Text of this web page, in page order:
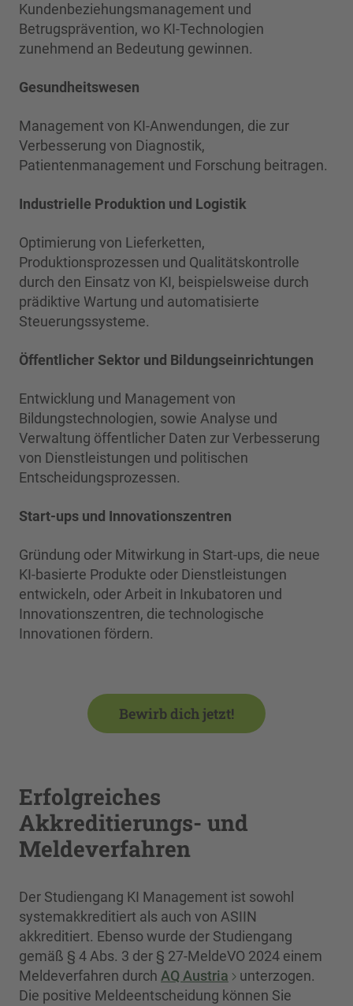
Kundenbeziehungsmanagement und
Betrugsprävention, wo KI-Technologien
zunehmend an Bedeutung gewinnen.
Gesundheitswesen
Management von KI-Anwendungen, die zur
Verbesserung von Diagnostik,
Patientenmanagement und Forschung beitragen.
Industrielle Produktion und Logistik
Optimierung von Lieferketten,
Produktionsprozessen und Qualitätskontrolle
durch den Einsatz von KI, beispielsweise durch
prädiktive Wartung und automatisierte
Steuerungssysteme.
Öffentlicher Sektor und Bildungseinrichtungen
Entwicklung und Management von
Bildungstechnologien, sowie Analyse und
Verwaltung öffentlicher Daten zur Verbesserung
von Dienstleistungen und politischen
Entscheidungsprozessen.
Start-ups und Innovationszentren
Gründung oder Mitwirkung in Start-ups, die neue
KI-basierte Produkte oder Dienstleistungen
entwickeln, oder Arbeit in Inkubatoren und
Innovationszentren, die technologische
Innovationen fördern.
Bewirb dich jetzt!
Erfolgreiches
Akkreditierungs- und
Meldeverfahren
Der Studiengang KI Management ist sowohl
systemakkreditiert als auch von ASIIN
akkreditiert. Ebenso wurde der Studiengang
gemäß § 4 Abs. 3 der § 27-MeldeVO 2024 einem
Meldeverfahren durch AQ Austria
unterzogen.
Die positive Meldeentscheidung können Sie